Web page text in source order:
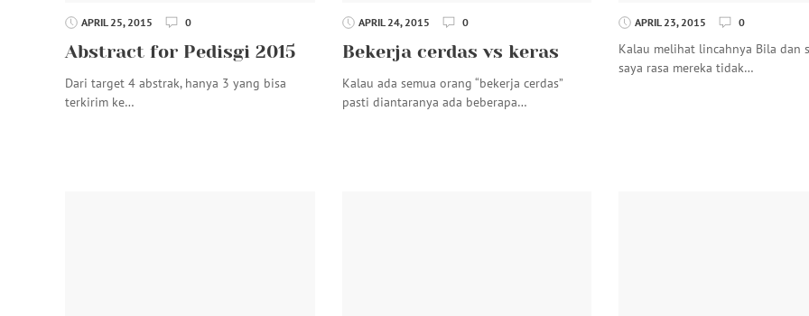
APRIL 25, 2015 0
Abstract for Pedisgi 2015
Dari target 4 abstrak, hanya 3 yang bisa
terkirim ke…
APRIL 24, 2015 0
Bekerja cerdas vs keras
Kalau ada semua orang “bekerja cerdas”
pasti diantaranya ada beberapa…
APRIL 23, 2015 0
Kalau melihat lincahnya Bila dan
saya rasa mereka tidak…